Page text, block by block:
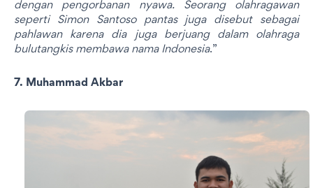
dengan pengorbanan nyawa. Seorang olahragawan
seperti Simon Santoso pantas juga disebut sebagai
pahlawan karena dia juga berjuang dalam olahraga
bulutangkis membawa nama Indonesia.”
7. Muhammad Akbar